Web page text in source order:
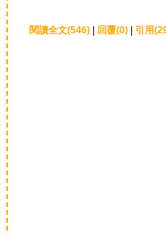
閱讀全文(546) 回覆(0) 引用